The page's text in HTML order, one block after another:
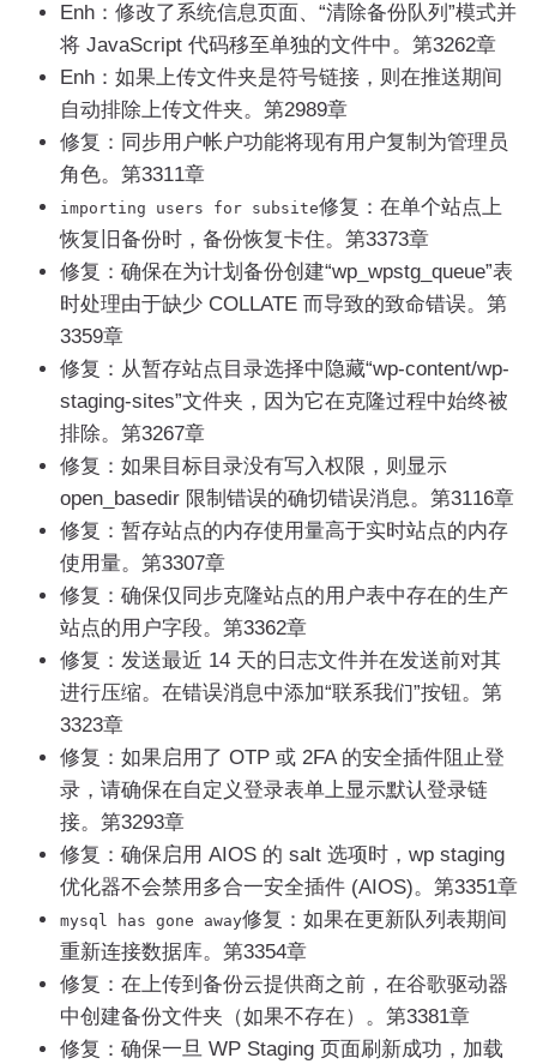
Enh：修改了系统信息页面、“清除备份队列”模式并
将 JavaScript 代码移至单独的文件中。第3262章
Enh：如果上传文件夹是符号链接，则在推送期间
自动排除上传文件夹。第2989章
修复：同步用户帐户功能将现有用户复制为管理员
角色。第3311章
importing users for subsite修复：在单个站点上
恢复旧备份时，备份恢复卡住。第3373章
修复：确保在为计划备份创建“wp_wpstg_queue”表
时处理由于缺少 COLLATE 而导致的致命错误。第
3359章
修复：从暂存站点目录选择中隐藏“wp-content/wp-
staging-sites”文件夹，因为它在克隆过程中始终被
排除。第3267章
修复：如果目标目录没有写入权限，则显示
open_basedir 限制错误的确切错误消息。第3116章
修复：暂存站点的内存使用量高于实时站点的内存
使用量。第3307章
修复：确保仅同步克隆站点的用户表中存在的生产
站点的用户字段。第3362章
修复：发送最近 14 天的日志文件并在发送前对其
进行压缩。在错误消息中添加“联系我们”按钮。第
3323章
修复：如果启用了 OTP 或 2FA 的安全插件阻止登
录，请确保在自定义登录表单上显示默认登录链
接。第3293章
修复：确保启用 AIOS 的 salt 选项时，wp staging
优化器不会禁用多合一安全插件 (AIOS)。第3351章
mysql has gone away修复：如果在更新队列表期间
重新连接数据库。第3354章
修复：在上传到备份云提供商之前，在谷歌驱动器
中创建备份文件夹（如果不存在）。第3381章
修复：确保一旦 WP Staging 页面刷新成功，加载